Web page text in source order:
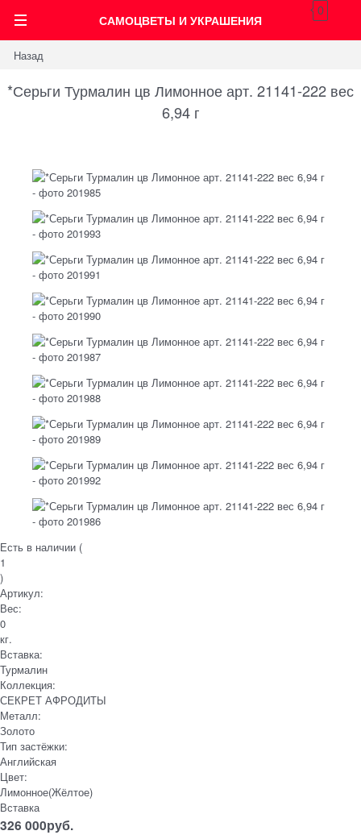
САМОЦВЕТЫ И УКРАШЕНИЯ
0
Назад
*Серьги Турмалин цв Лимонное арт. 21141-222 вес
6,94 г
Есть в наличии (
1
)
Артикул:
Вес:
0
кг.
Вставка:
Турмалин
Коллекция:
СЕКРЕТ АФРОДИТЫ
Металл:
Золото
Тип застёжки:
Английская
Цвет:
Лимонное(Жёлтое)
Вставка
326 000руб.